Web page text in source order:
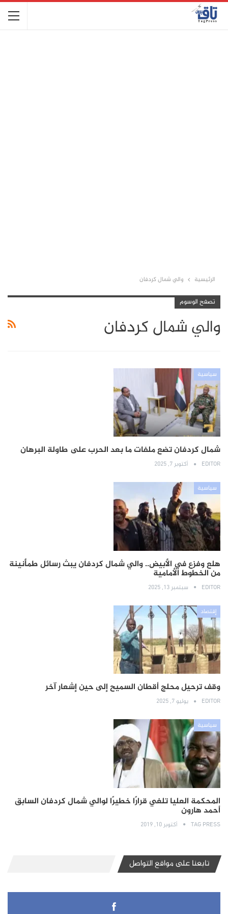
الرئيسية والي شمال كردفان
تصفح الوسوم
والي شمال كردفان
سياسية
شمال كردفان تضع ملفات ما بعد الحرب على طاولة البرهان
EDITOR أكتوبر 7, 2025
سياسية
هلع وفزع في الأبيض.. والي شمال كردفان يبث رسائل طمأنينة
من الخطوط الأمامية
EDITOR سبتمبر 13, 2025
إقتصاد
وقف ترحيل محلج أقطان السميح إلى حين إشعار آخر
EDITOR يوليو 7, 2025
سياسية
المحكمة العليا تلغي قرارًا خطيرًا لوالي شمال كردفان السابق
أحمد هارون
TAG PRESS أكتوبر 10, 2019
تابعنا على مواقع التواصل